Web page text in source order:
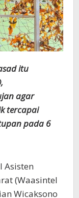
itu
agar
tercapai
pada 6
Asisten
(Waasintel
Wicaksono